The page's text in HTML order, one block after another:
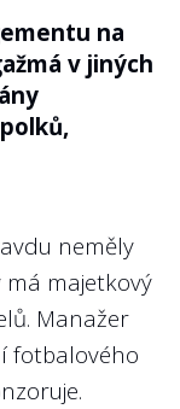
musí být ze
trhu
svým
by
na
v jiných
neměly
majetkový
Manažer
fotbalového